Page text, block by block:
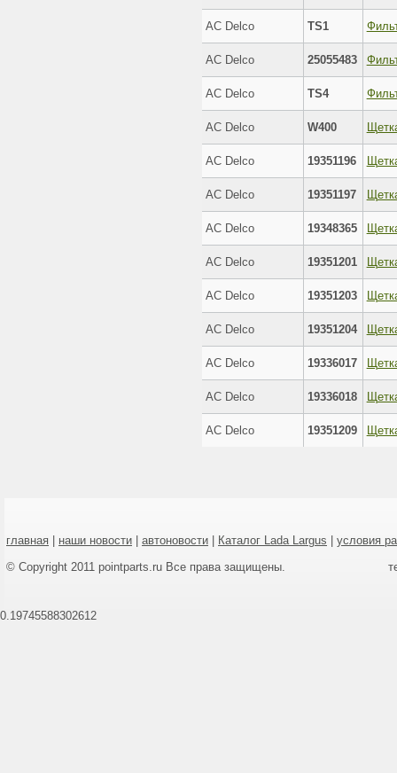
AC Delco TS1
AC Delco 25055483
AC Delco TS4
AC Delco W400
AC Delco 19351196
AC Delco 19351197
AC Delco 19348365
AC Delco 19351201
AC Delco 19351203
AC Delco 19351204
AC Delco 19336017
AC Delco 19336018
AC Delco 19351209
главная наши новости автоновости Каталог Lada Largus
условия
© Copyright 2011 pointparts.ru Все права защищены.
0.19745588302612